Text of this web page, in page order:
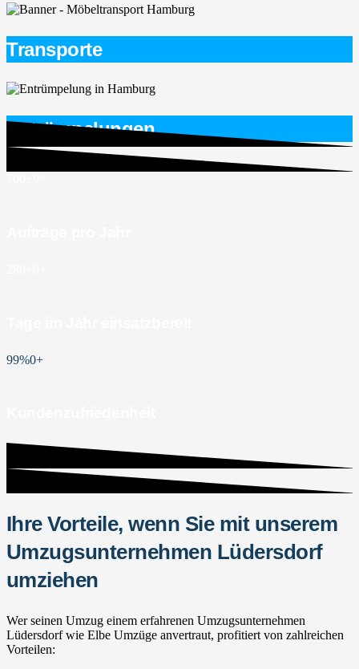
Transporte
Entrümpelungen
99%0+
Ihre Vorteile, wenn Sie mit unserem
Umzugsunternehmen Lüdersdorf
umziehen
Wer seinen Umzug einem erfahrenen Umzugsunternehmen
Lüdersdorf wie Elbe Umzüge anvertraut, profitiert von zahlreichen
Vorteilen: